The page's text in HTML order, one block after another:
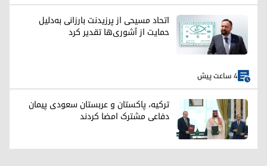
اتحاد مسیحی از پرزیدنت بارزانی به‌دلیل
حمایت از آشوری‌ها تقدیر کرد
4 ساعت پیش
ترکیه، پاکستان و عربستان سعودی پیمان
دفاعی مشترک امضا کردند